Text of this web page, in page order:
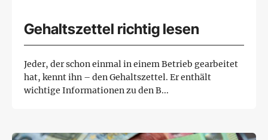
Gehaltszettel richtig lesen
Jeder, der schon einmal in einem Betrieb gearbeitet
hat, kennt ihn – den Gehaltszettel. Er enthält
wichtige Informationen zu den B...